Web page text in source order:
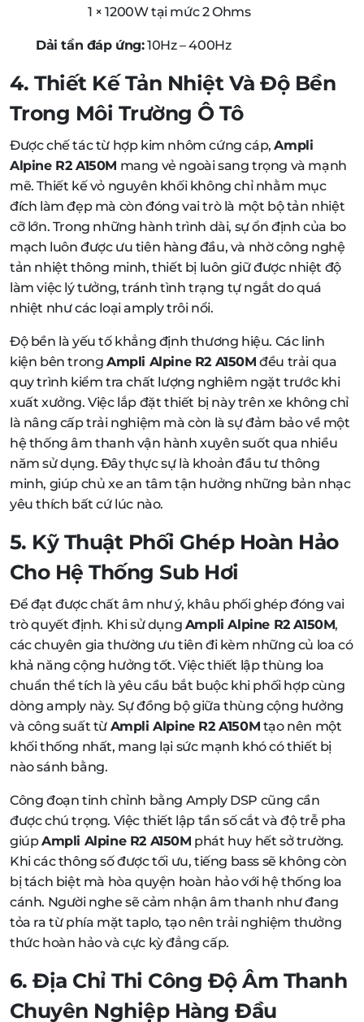
1 × 1200W tại mức 2 Ohms
Dải tần đáp ứng:10Hz – 400Hz
4. Thiết Kế Tản Nhiệt Và Độ Bền
Trong Môi Trường Ô Tô
Được chế tác từ hợp kim nhôm cứng cáp,Ampli
Alpine R2 A150M mang vẻ ngoài sang trọng và mạnh
mẽ. Thiết kế vỏ nguyên khối không chỉ nhằm mục
đích làm đẹp mà còn đóng vai trò là một bộ tản nhiệt
cỡ lớn. Trong những hành trình dài, sự ổn định của bo
mạch luôn được ưu tiên hàng đầu, và nhờ công nghệ
tản nhiệt thông minh, thiết bị luôn giữ được nhiệt độ
làm việc lý tưởng, tránh tình trạng tự ngắt do quá
nhiệt như các loại amply trôi nổi.
Độ bền là yếu tố khẳng định thương hiệu. Các linh
kiện bên trong Ampli Alpine R2 A150M đều trải qua
quy trình kiểm tra chất lượng nghiêm ngặt trước khi
xuất xưởng. Việc lắp đặt thiết bị này trên xe không chỉ
là nâng cấp trải nghiệm mà còn là sự đảm bảo về một
hệ thống âm thanh vận hành xuyên suốt qua nhiều
năm sử dụng. Đây thực sự là khoản đầu tư thông
minh, giúp chủ xe an tâm tận hưởng những bản nhạc
yêu thích bất cứ lúc nào.
5. Kỹ Thuật Phối Ghép Hoàn Hảo
Cho Hệ Thống Sub Hơi
Để đạt được chất âm như ý, khâu phối ghép đóng vai
trò quyết định. Khi sử dụng Ampli Alpine R2 A150M,
các chuyên gia thường ưu tiên đi kèm những củ loa có
khả năng cộng hưởng tốt. Việc thiết lập thùng loa
chuẩn thể tích là yêu cầu bắt buộc khi phối hợp cùng
dòng amply này. Sự đồng bộ giữa thùng cộng hưởng
và công suất từ Ampli Alpine R2 A150M tạo nên một
khối thống nhất, mang lại sức mạnh khó có thiết bị
nào sánh bằng.
Công đoạn tinh chỉnh bằng Amply DSP cũng cần
được chú trọng. Việc thiết lập tần số cắt và độ trễ pha
giúpAmpli Alpine R2 A150M phát huy hết sở trường.
Khi các thông số được tối ưu, tiếng bass sẽ không còn
bị tách biệt mà hòa quyện hoàn hảo với hệ thống loa
cánh. Người nghe sẽ cảm nhận âm thanh như đang
tỏa ra từ phía mặt taplo, tạo nên trải nghiệm thưởng
thức hoàn hảo và cực kỳ đẳng cấp.
6. Địa Chỉ Thi Công Độ Âm Thanh
Chuyên Nghiệp Hàng Đầu